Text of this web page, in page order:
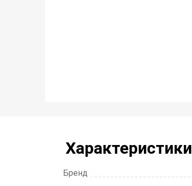
Характеристики
Бренд